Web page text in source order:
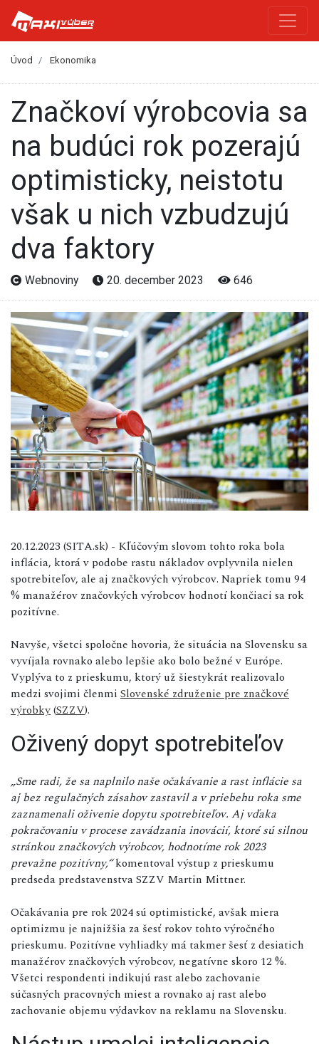
Úvod Ekonomika
Značkoví výrobcovia sa
na budúci rok pozerajú
optimisticky, neistotu
však u nich vzbudzujú
dva faktory
Webnoviny 20. december 2023 646
20.12.2023 (SITA.sk) - Kľúčovým slovom tohto roka bola
inflácia, ktorá v podobe rastu nákladov ovplyvnila nielen
spotrebiteľov, ale aj značkových výrobcov. Napriek tomu 94
% manažérov značovkých výrobcov hodnotí končiaci sa rok
pozitívne.
Navyše, všetci spoločne hovoria, že situácia na Slovensku sa
vyvíjala rovnako alebo lepšie ako bolo bežné v Európe.
Vyplýva to z prieskumu, ktorý už šiestykrát realizovalo
medzi svojimi členmi Slovenské združenie pre značkové
výrobky(SZZV).
Oživený dopyt spotrebiteľov
„Sme radi, že sa naplnilo naše očakávanie a rast inflácie sa
aj bez regulačných zásahov zastavil a v priebehu roka sme
zaznamenali oživenie dopytu spotrebiteľov. Aj vďaka
pokračovaniu v procese zavádzania inovácií, ktoré sú silnou
stránkou značkových výrobcov, hodnotíme rok 2023
prevažne pozitívny,“komentoval výstup z prieskumu
predseda predstavenstva SZZV Martin Mittner.
Očakávania pre rok 2024 sú optimistické, avšak miera
optimizmu je najnižšia za šesť rokov tohto výročného
prieskumu. Pozitívne vyhliadky má takmer šesť z desiatich
manažérov značkových výrobcov, negatívne skoro 12 %.
Všetci respondenti indikujú rast alebo zachovanie
súčasných pracovných miest a rovnako aj rast alebo
zachovanie objemu výdavkov na reklamu na Slovensku.